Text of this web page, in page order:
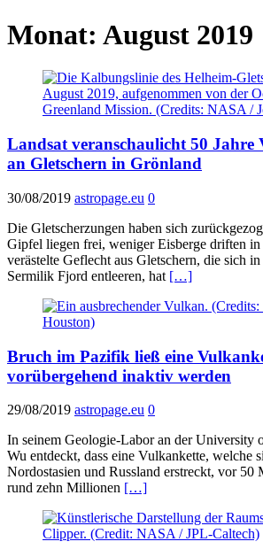
Monat: August 2019
Landsat veranschaulicht 50 Jahre
an Gletschern in Grönland
30/08/2019 astropage.eu 0
Die Gletscherzungen haben sich
Gipfel liegen frei, weniger Eisberge driften in
verästelte Geflecht aus Gletschern, die sich
Sermilik Fjord entleeren, hat […]
Bruch im Pazifik ließ eine
vorübergehend inaktiv werden
29/08/2019 astropage.eu 0
In seinem Geologie-Labor an der University
Wu entdeckt, dass eine Vulkankette, welche
Nordostasien und Russland erstreckt, vor 50
rund zehn Millionen […]